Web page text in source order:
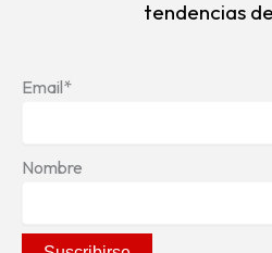
tendencias
Email*
Nombre